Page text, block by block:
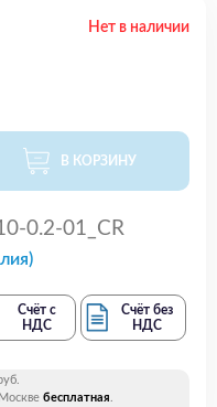
Нет в наличии
В КОРЗИНУ
0.2-01_CR
Счёт с
НДС
Счёт без
НДС
бесплатная.